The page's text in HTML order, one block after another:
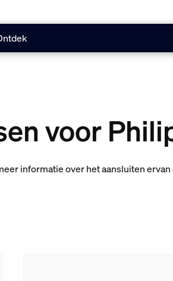
voor
informatie over het aansluiten